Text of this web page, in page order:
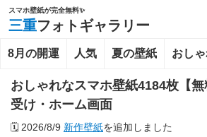
スマホ壁紙が完全無料✨️
三重フォトギャラリー
8月の開運 人気 夏の壁紙 おし
おしゃれなスマホ壁紙4184枚【
受け・ホーム画面
🗓️ 2026/8/9 新作壁紙を追加しました